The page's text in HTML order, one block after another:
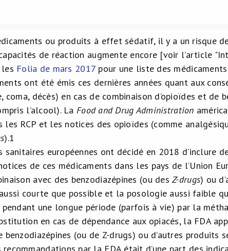
ou produits à effet sédatif, il y a un risque
de réaction augmente encore [voir l’article
Folia de mars 2017 pour une liste des
ont été émis ces dernières années quant aux
décès) en cas de combinaison d’opioïdes et de
l’alcool). LaFood and Drug Administration
les RCP et les notices des opioïdes (comme
).1
européennes ont décidé en 2018 d’inclure
de ces médicaments dans les pays de l’Union
avec des benzodiazépines (ou desZ-drugs) ou
courte que possible et la posologie aussi faible
une longue période (parfois à vie) par la
en cas de dépendance aux opiacés, la FDA
(ou de Z-drugs) ou d’autres produits